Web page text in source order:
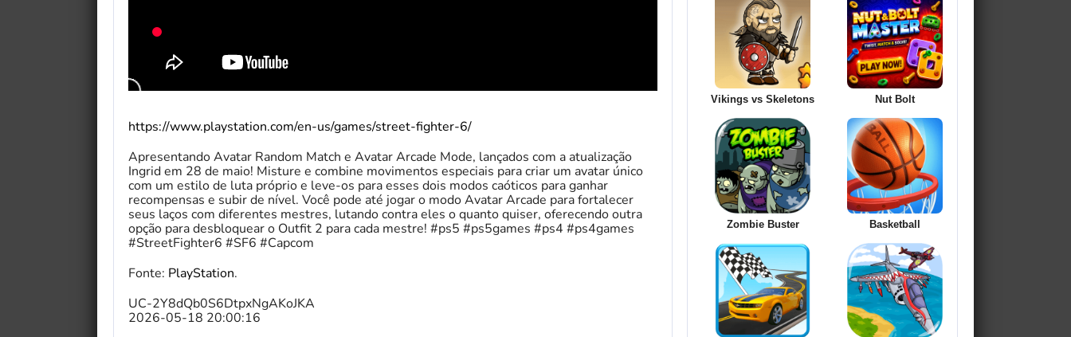
https://www.playstation.com/en-us/games/street-fighter-6/
Apresentando Avatar Random Match e Avatar Arcade Mode, lançados com a atualização
Ingrid em 28 de maio! Misture e combine movimentos especiais para criar um avatar único
com um estilo de luta próprio e leve-os para esses dois modos caóticos para ganhar
recompensas e subir de nível. Você pode até jogar o modo Avatar Arcade para fortalecer
seus laços com diferentes mestres, lutando contra eles o quanto quiser, oferecendo outra
opção para desbloquear o Outfit 2 para cada mestre! #ps5 #ps5games #ps4 #ps4games
#StreetFighter6 #SF6 #Capcom
Fonte: PlayStation.
UC-2Y8dQb0S6DtpxNgAKoJKA
2026-05-18 20:00:16
Vikings vs Skeletons Nut Bolt
Zombie Buster Basketball